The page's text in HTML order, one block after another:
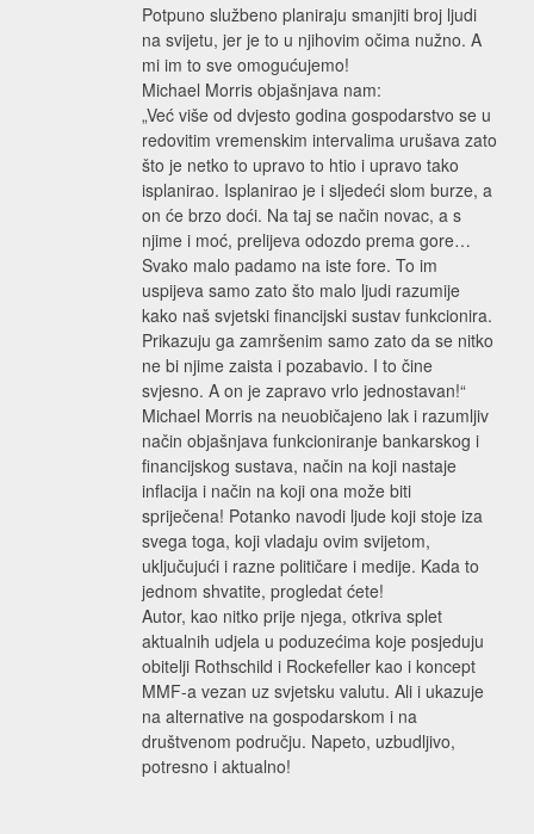
Potpuno službeno planiraju smanjiti broj ljudi
na svijetu, jer je to u njihovim očima nužno. A
mi im to sve omogućujemo!
Michael Morris objašnjava nam:
„Već više od dvjesto godina gospodarstvo se u
redovitim vremenskim intervalima urušava zato
što je netko to upravo to htio i upravo tako
isplanirao. Isplanirao je i sljedeći slom burze, a
on će brzo doći. Na taj se način novac, a s
njime i moć, prelijeva odozdo prema gore…
Svako malo padamo na iste fore. To im
uspijeva samo zato što malo ljudi razumije
kako naš svjetski financijski sustav funkcionira.
Prikazuju ga zamršenim samo zato da se nitko
ne bi njime zaista i pozabavio. I to čine
svjesno. A on je zapravo vrlo jednostavan!“
Michael Morris na neuobičajeno lak i razumljiv
način objašnjava funkcioniranje bankarskog i
financijskog sustava, način na koji nastaje
inflacija i način na koji ona može biti
spriječena! Potanko navodi ljude koji stoje iza
svega toga, koji vladaju ovim svijetom,
uključujući i razne političare i medije. Kada to
jednom shvatite, progledat ćete!
Autor, kao nitko prije njega, otkriva splet
aktualnih udjela u poduzećima koje posjeduju
obitelji Rothschild i Rockefeller kao i koncept
MMF-a vezan uz svjetsku valutu. Ali i ukazuje
na alternative na gospodarskom i na
društvenom području. Napeto, uzbudljivo,
potresno i aktualno!